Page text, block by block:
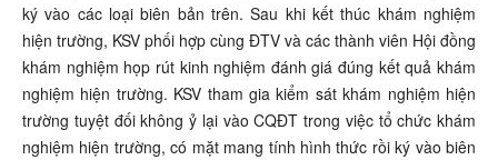
ký vào các loại biên bản trên. Sau khi kết thúc khám nghiệm
hiện trường, KSV phối hợp cùng ĐTV và các thành viên Hội đồng
khám nghiệm họp rút kinh nghiệm đánh giá đúng kết quả khám
nghiệm hiện trường. KSV tham gia kiểm sát khám nghiệm hiện
trường tuyệt đối không ỷ lại vào CQĐT trong việc tổ chức khám
nghiệm hiện trường, có mặt mang tính hình thức rồi ký vào biên